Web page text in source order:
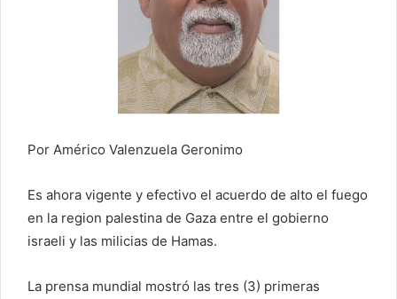
Por Américo Valenzuela Geronimo
Es ahora vigente y efectivo el acuerdo de alto el fuego
en la region palestina de Gaza entre el gobierno
israeli y las milicias de Hamas.
La prensa mundial mostró las tres (3) primeras